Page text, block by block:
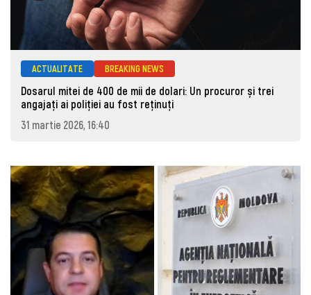
ACTUALITATE BREAKING NEWS
Dosarul mitei de 400 de mii de dolari: Un procuror și trei
angajați ai poliției au fost reținuți
31 martie 2026, 16:40